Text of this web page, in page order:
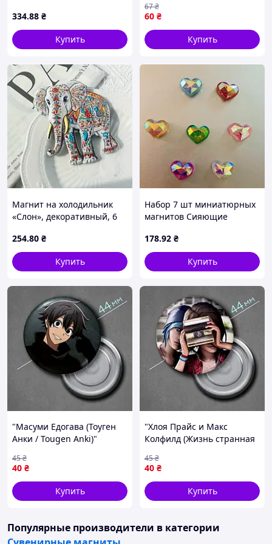
334.88 ₴
Купить
60 ₴
67₴
Купить
Магнит на холодильник
«Слон», декоративный, 6
254.80 ₴
Купить
Набор 7 шт миниатюрных
магнитов Сияющие
178.92 ₴
Купить
"Масуми Едогава (Тоуген
Анки / Tougen Anki)"
40 ₴
45₴
Купить
"Хлоя Прайс и Макс
Колфилд (Жизнь странная
круглый Ø44 мм
40 ₴
45₴
Купить
Популярные производители в категории